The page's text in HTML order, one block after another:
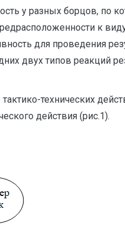
у разных борцов, по
к
для проведения
двух типов реакций
технических
действия (рис.1).